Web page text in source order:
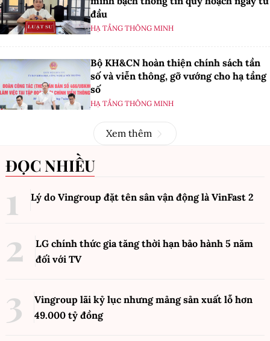
đầu
HẠ TẦNG THÔNG MINH
Bộ KH&CN hoàn thiện chính sách tần
số và viễn thông, gỡ vướng cho hạ tầng
số
HẠ TẦNG THÔNG MINH
Xem thêm
ĐỌC NHIỀU
Lý do Vingroup đặt tên sân vận động là VinFast 2
LG chính thức gia tăng thời hạn bảo hành 5 năm
đối với TV
Vingroup lãi kỷ lục nhưng mảng sản xuất lỗ hơn
49.000 tỷ đồng